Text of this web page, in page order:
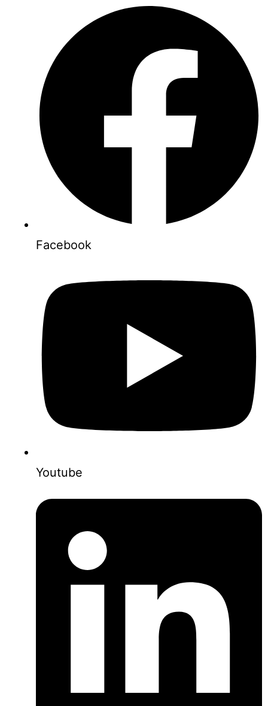
Facebook
Youtube